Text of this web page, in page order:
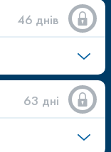
46 днів
63 дні